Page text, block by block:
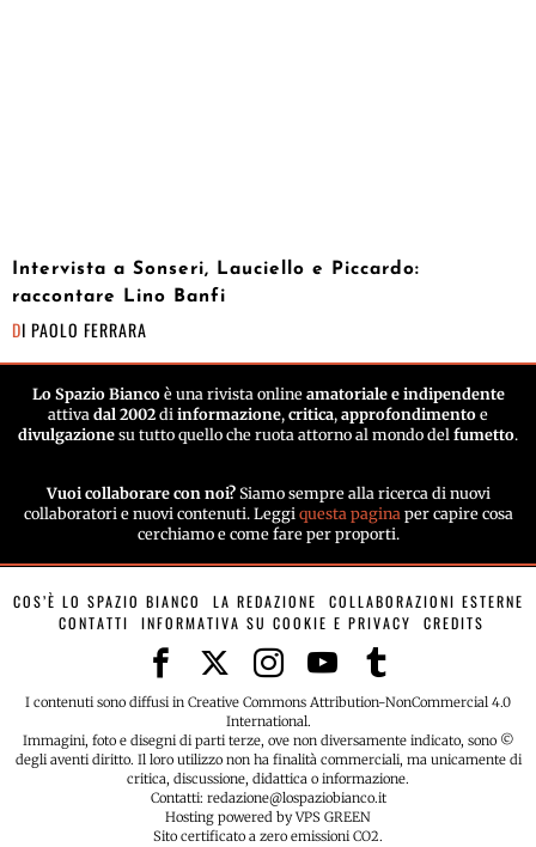
Intervista a Sonseri, Lauciello e Piccardo:
raccontare Lino Banfi
DI PAOLO FERRARA
Lo Spazio Biancoè una rivista online amatoriale e indipendente
attiva dal 2002 di informazione, critica, approfondimento e
divulgazione su tutto quello che ruota attorno al mondo del fumetto.
Vuoi collaborare con noi? Siamo sempre alla ricerca di nuovi
collaboratori e nuovi contenuti. Leggi questa paginaper capire cosa
cerchiamo e come fare per proporti.
COS’È LO SPAZIO BIANCO LA REDAZIONE
COLLABORAZIONI ESTERNE
CONTATTI
INFORMATIVA SU COOKIE E PRIVACY CREDITS
I contenuti sono diffusi in Creative Commons Attribution-NonCommercial 4.0
International.
Immagini, foto e disegni di parti terze, ove non diversamente indicato, sono ©
degli aventi diritto. Il loro utilizzo non ha finalità commerciali, ma unicamente di
critica, discussione, didattica o informazione.
Contatti: redazione@lospaziobianco.it
Hosting powered by VPS GREEN
Sito certificato a zero emissioni CO2.